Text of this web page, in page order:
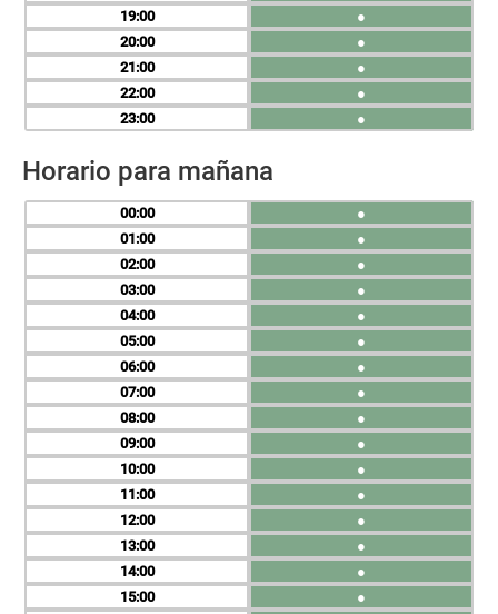
19
20
21
22
23
●
●
●
●
●
Horario para mañana
00
01
02
03
04
05
06
07
08
09
10
11
12
13
14
15
●
●
●
●
●
●
●
●
●
●
●
●
●
●
●
●